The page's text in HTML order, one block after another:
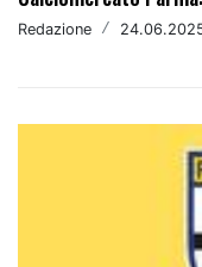
Redazione /